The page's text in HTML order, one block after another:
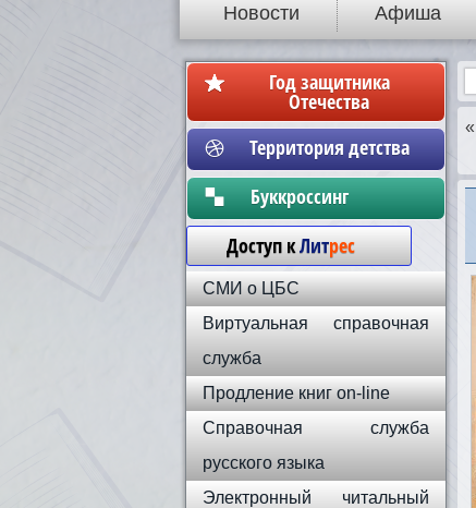
Новости Афиша
Год защитника
Отечества
Территория детства
Бyккpoccинг
Доступ кЛитрес
СМИ о ЦБС
Виртуальная справочная
служба
Продление книг on-line
Справочная служба
русского языка
Электронный читальный
«